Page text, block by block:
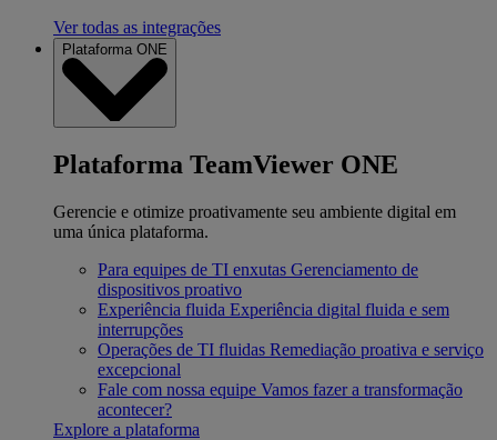
Ver todas as integrações
Plataforma ONE
Plataforma TeamViewer ONE
Gerencie e otimize proativamente seu ambiente digital em
uma única plataforma.
Para equipes de TI enxutas Gerenciamento de
dispositivos proativo
Experiência fluida Experiência digital fluida e sem
interrupções
Operações de TI fluidas Remediação proativa e serviço
excepcional
Fale com nossa equipe Vamos fazer a transformação
acontecer?
Explore a plataforma